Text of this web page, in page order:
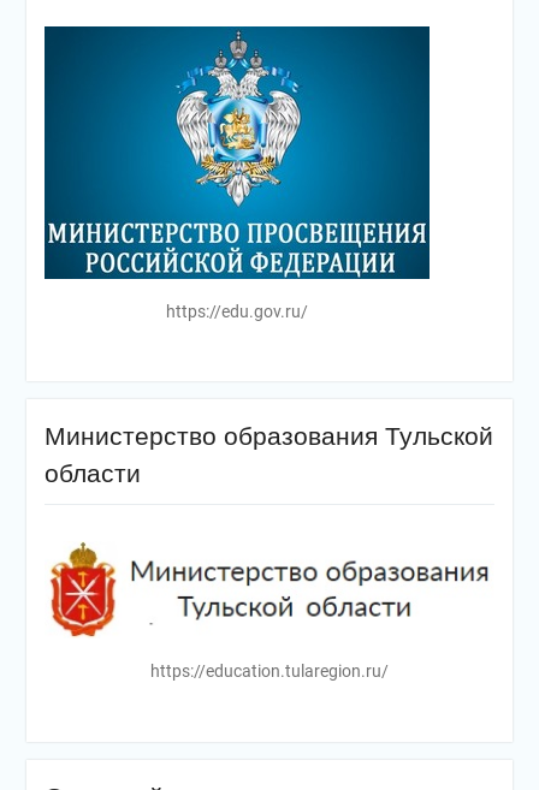
https://edu.gov.ru/
Министерство образования Тульской
области
https://education.tularegion.ru/